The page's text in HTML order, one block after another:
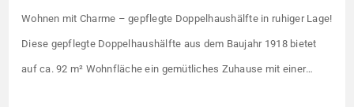
Wohnen mit Charme – gepflegte Doppelhaushälfte in ruhiger Lage!
Diese gepflegte Doppelhaushälfte aus dem Baujahr 1918 bietet
auf ca. 92 m² Wohnfläche ein gemütliches Zuhause mit einer